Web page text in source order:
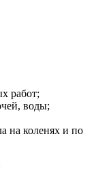
работ;
воды;
на коленях и по